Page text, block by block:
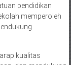
pendidikan
memperoleh
kualitas